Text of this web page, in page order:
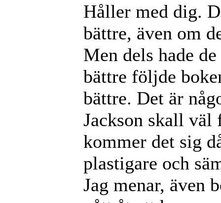
Håller med dig.
bättre, även om
Men dels hade
bättre följde
bättre. Det är
Jackson skall väl
kommer det sig
plastigare och
Jag menar, även